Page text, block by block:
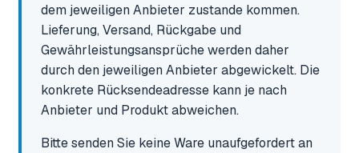
dem jeweiligen Anbieter zustande kommen.
Lieferung, Versand, Rückgabe und
Gewährleistungsansprüche werden daher
durch den jeweiligen Anbieter abgewickelt. Die
konkrete Rücksendeadresse kann je nach
Anbieter und Produkt abweichen.
Bitte senden Sie keine Ware unaufgefordert an